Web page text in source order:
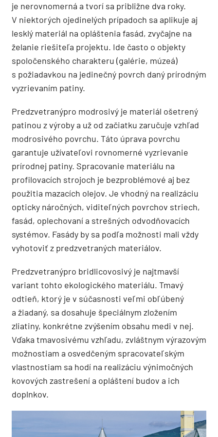
je nerovnomerná a tvorí sa približne dva roky.
V niektorých ojedinelých prípadoch sa aplikuje aj
lesklý materiál na opláštenia fasád, zvyčajne na
želanie riešiteľa projektu. Ide často o objekty
spoločenského charakteru (galérie, múzeá)
s požiadavkou na jedinečný povrch daný prírodným
vyzrievaním patiny.
Predzvetranýpro modrosivý je materiál ošetrený
patinou z výroby a už od začiatku zaručuje vzhľad
modrosivého povrchu. Táto úprava povrchu
garantuje užívateľovi rovnomerné vyzrievanie
prírodnej patiny. Spracovanie materiálu na
profilovacích strojoch je bezproblémové aj bez
použitia mazacích olejov. Je vhodný na realizáciu
opticky náročných, viditeľných povrchov striech,
fasád, oplechovaní a strešných odvodňovacích
systémov. Fasády by sa podľa možnosti mali vždy
vyhotoviť z predzvetraných materiálov.
Predzvetranýpro bridlicovosivý je najtmavší
variant tohto ekologického materiálu. Tmavý
odtieň, ktorý je v súčasnosti veľmi obľúbený
a žiadaný, sa dosahuje špeciálnym zložením
zliatiny, konkrétne zvýšením obsahu medi v nej.
Vďaka tmavosivému vzhľadu, zvláštnym výrazovým
možnostiam a osvedčeným spracovateľským
vlastnostiam sa hodí na realizáciu výnimočných
kovových zastrešení a opláštení budov a ich
doplnkov.